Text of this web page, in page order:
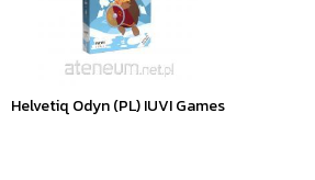
Helvetiq Odyn (PL) IUVI Games